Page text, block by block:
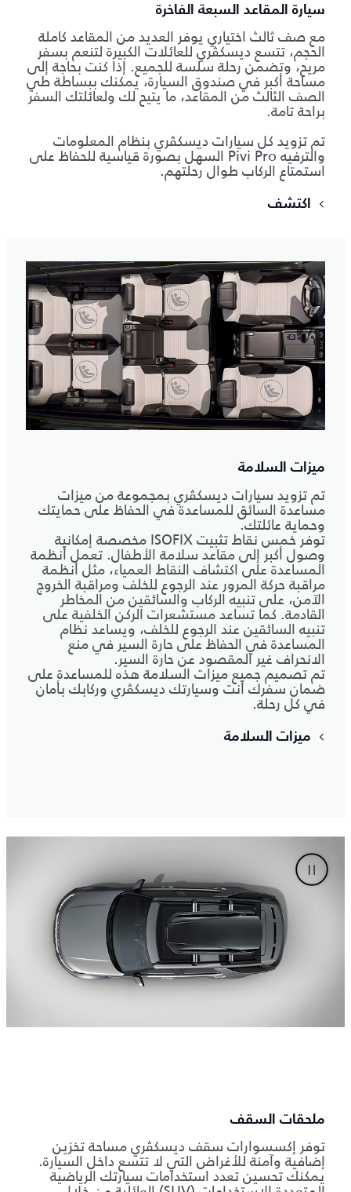
سيارة المقاعد السبعة الفاخرة
مع صف ثالث اختياري يوفر العديد من المقاعد كاملة
الحجم، تتسع ديسكڤري للعائلات الكبيرة لتنعم بسفر
مريح، وتضمن رحلة سلسة للجميع. إذا كنت بحاجة إلى
مساحة أكبر في صندوق السيارة، يمكنك ببساطة طي
الصف الثالث من المقاعد، ما يتيح لك ولعائلتك السفر
براحة تامة.
تم تزويد كل سيارات ديسكڤري بنظام المعلومات
والترفيه Pivi Pro السهل بصورة قياسية للحفاظ على
استمتاع الركاب طوال رحلتهم.
اكتشف
ميزات السلامة
تم تزويد سيارات ديسكڤري بمجموعة من ميزات
مساعدة السائق للمساعدة في الحفاظ على حمايتك
وحماية عائلتك.
توفر خمس نقاط تثبيت ISOFIX مخصصة إمكانية
وصول أكبر إلى مقاعد سلامة الأطفال. تعمل أنظمة
المساعدة على اكتشاف النقاط العمياء، مثل أنظمة
مراقبة حركة المرور عند الرجوع للخلف ومراقبة الخروج
الآمن، على تنبيه الركاب والسائقين من المخاطر
القادمة. كما تساعد مستشعرات الركن الخلفية على
تنبيه السائقين عند الرجوع للخلف، ويساعد نظام
المساعدة في الحفاظ على حارة السير في منع
الانحراف غير المقصود عن حارة السير.
تم تصميم جميع ميزات السلامة هذه للمساعدة على
ضمان سفرك أنت وسيارتك ديسكڤري وركابك بأمان
في كل رحلة.
ميزات السلامة
ملحقات السقف
توفر إكسسوارات سقف ديسكڤري مساحة تخزين
إضافية وآمنة للأغراض التي لا تتسع داخل السيارة.
يمكنك تحسين تعدد استخدامات سيارتك الرياضية